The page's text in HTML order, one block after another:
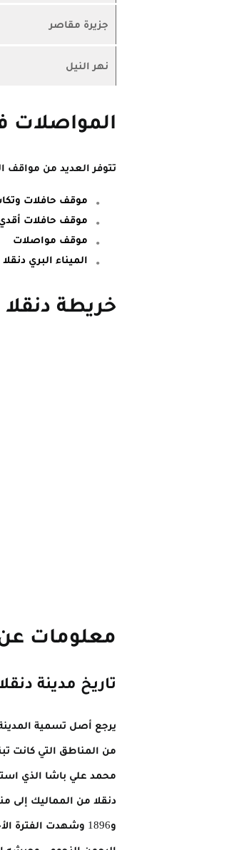
جزيرة مقاصر
نهر النيل
المواصلات
تتوفر العديد من مواقف
موقف حافلات
موقف حافلات
موقف مواصلات
الميناء البري دنقلا
خريطة دنقلا
معلومات عن
تاريخ مدينة
يرجع أصل تسمية
و1896 وشهدت